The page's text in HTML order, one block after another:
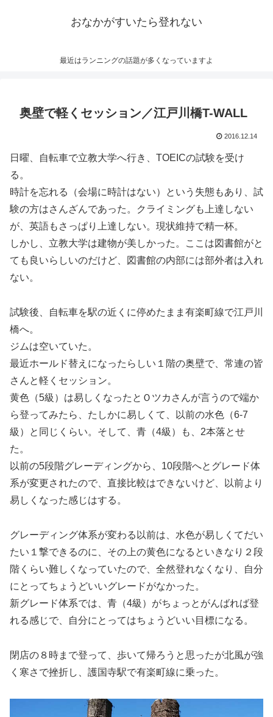
おなかがすいたら登れない
最近はランニングの話題が多くなっていますよ
奥壁で軽くセッション／江戸川橋T-WALL
2016.12.14
日曜、自転車で立教大学へ行き、TOEICの試験を受け
る。
時計を忘れる（会場に時計はない）という失態もあり、試
験の方はさんざんであった。クライミングも上達しない
が、英語もさっぱり上達しない。現状維持で精一杯。
しかし、立教大学は建物が美しかった。ここは図書館がと
ても良いらしいのだけど、図書館の内部には部外者は入れ
ない。
試験後、自転車を駅の近くに停めたまま有楽町線で江戸川
橋へ。
ジムは空いていた。
最近ホールド替えになったらしい１階の奥壁で、常連の皆
さんと軽くセッション。
黄色（5級）は易しくなったとＯツカさんが言うので端か
ら登ってみたら、たしかに易しくて、以前の水色（6-7
級）と同じくらい。そして、青（4級）も、2本落とせ
た。
以前の5段階グレーディングから、10段階へとグレード体
系が変更されたので、直接比較はできないけど、以前より
易しくなった感じはする。
グレーディング体系が変わる以前は、水色が易しくてだい
たい１撃できるのに、その上の黄色になるといきなり２段
階くらい難しくなっていたので、全然登れなくなり、自分
にとってちょうどいいグレードがなかった。
新グレード体系では、青（4級）がちょっとがんばれば登
れる感じで、自分にとってはちょうどいい目標になる。
閉店の８時まで登って、歩いて帰ろうと思ったが北風が強
く寒さで挫折し、護国寺駅で有楽町線に乗った。